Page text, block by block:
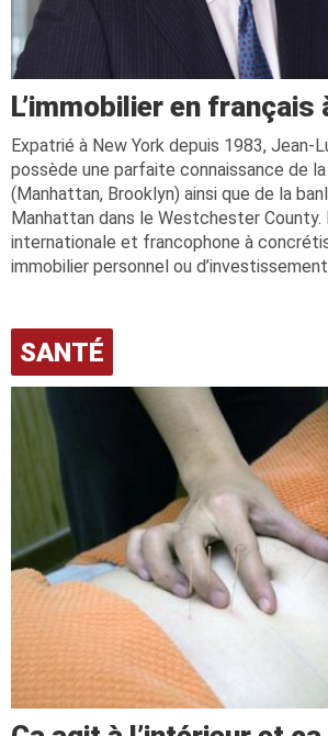
L’immobilier en français
Expatrié à New York depuis 1983, Jean-
possède une parfaite connaissance de
(Manhattan, Brooklyn) ainsi que de la
Manhattan dans le Westchester
internationale et francophone à
immobilier personnel ou
SANTÉ